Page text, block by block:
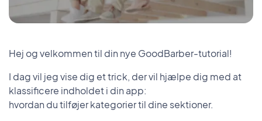
Hej og velkommen til din nye GoodBarber-tutorial!
I dag vil jeg vise dig et trick, der vil hjælpe dig med at
klassificere indholdet i din app:
hvordan du tilføjer kategorier til dine sektioner.